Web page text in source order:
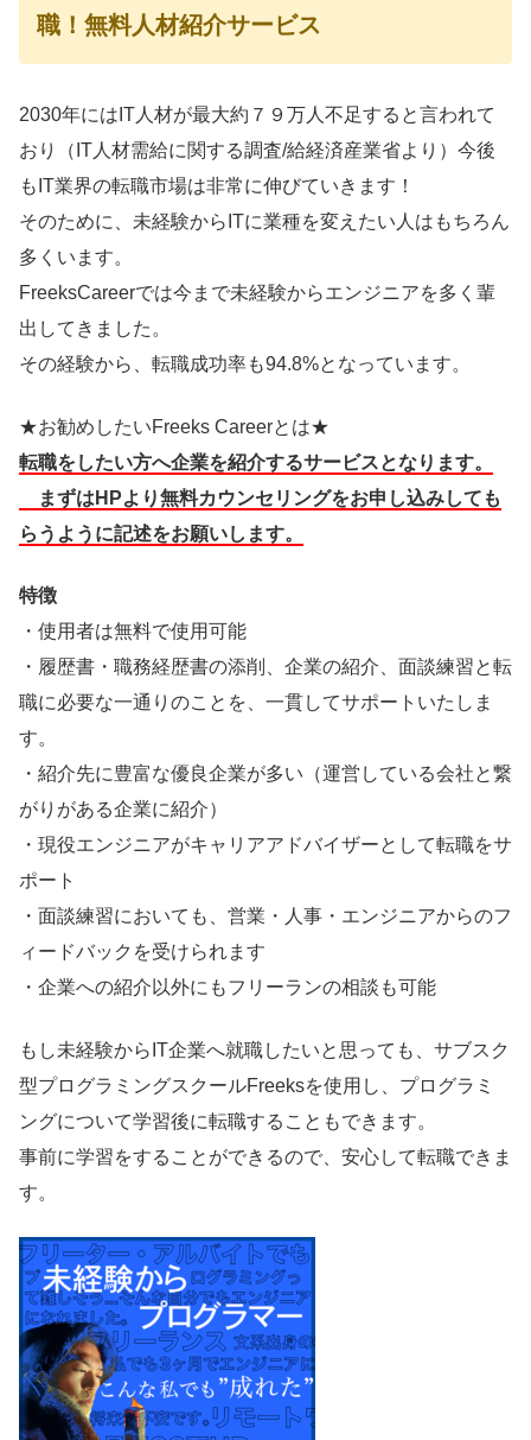
職！無料人材紹介サービス
2030年にはIT人材が最大約７９万人不足すると言われて
おり（IT人材需給に関する調査/給経済産業省より）今後
もIT業界の転職市場は非常に伸びていきます！
そのために、未経験からITに業種を変えたい人はもちろん
多くいます。
FreeksCareerでは今まで未経験からエンジニアを多く輩
出してきました。
その経験から、転職成功率も94.8%となっています。
★お勧めしたいFreeks Careerとは★
転職をしたい方へ企業を紹介するサービスとなります。
まずはHPより無料カウンセリングをお申し込みしても
らうように記述をお願いします。
特徴
・使用者は無料で使用可能
・履歴書・職務経歴書の添削、企業の紹介、面談練習と転
職に必要な一通りのことを、一貫してサポートいたしま
す。
・紹介先に豊富な優良企業が多い（運営している会社と繋
がりがある企業に紹介）
・現役エンジニアがキャリアアドバイザーとして転職をサ
ポート
・面談練習においても、営業・人事・エンジニアからのフ
ィードバックを受けられます
・企業への紹介以外にもフリーランの相談も可能
もし未経験からIT企業へ就職したいと思っても、サブスク
型プログラミングスクールFreeksを使用し、プログラミ
ングについて学習後に転職することもできます。
事前に学習をすることができるので、安心して転職できま
す。